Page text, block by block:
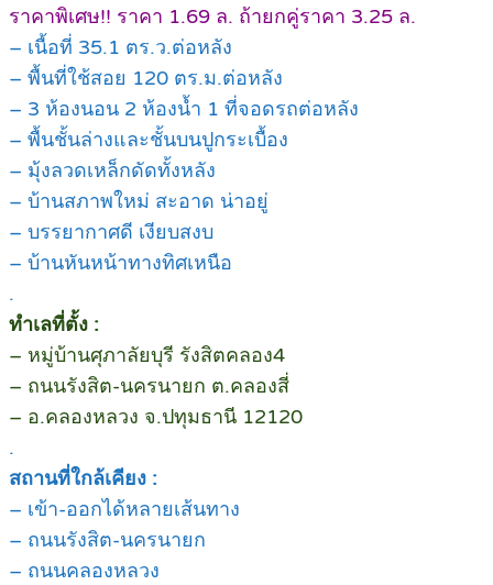
ราคาพิเศษ!! ราคา 1.69 ล. ถ้ายกคู่ราคา 3.25 ล.
– เนื้อที่ 35.1 ตร.ว.ต่อหลัง
– พื้นที่ใช้สอย 120 ตร.ม.ต่อหลัง
– 3 ห้องนอน 2 ห้องน้ำ 1 ที่จอดรถต่อหลัง
– พื้นชั้นล่างและชั้นบนปูกระเบื้อง
– มุ้งลวดเหล็กดัดทั้งหลัง
– บ้านสภาพใหม่ สะอาด น่าอยู่
– บรรยากาศดี เงียบสงบ
– บ้านหันหน้าทางทิศเหนือ
.
ทำเลที่ตั้ง :
– หมู่บ้านศุภาลัยบุรี รังสิตคลอง4
– ถนนรังสิต-นครนายก ต.คลองสี่
– อ.คลองหลวง จ.ปทุมธานี 12120
.
สถานที่ใกล้เคียง :
– เข้า-ออกได้หลายเส้นทาง
– ถนนรังสิต-นครนายก
– ถนนคลองหลวง